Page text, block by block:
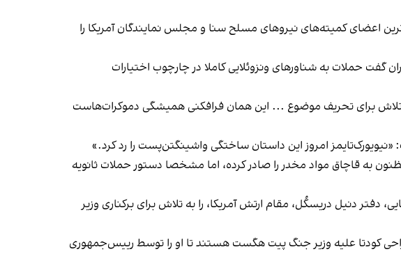
است پنج‌شنبه ۱۳ آذر، در جلسه‌ای محرمانه، ارشدترین اعضای کمیته‌های نیروهای مسلح سنا و مجلس نمایندگان آمریکا را
گفت حملات به شناورهای ونزوئلایی کاملا در چارچوب اختیارات
تلاش برای تحریف موضوع ... این همان فرافکنی همیشگی دموکرات‌هاست
امروز این داستان ساختگی واشینگتن‌پست را رد کرد.»
آمریکایی گفته بودند هگست دستور حمله ۲ سپتامبر به قایق مظنون به قاچاق مواد مخدر را صادر کرده، اما مشخصا دستور حملات ثانویه
دفتر دنیل دریسکُل، مقام ارتش آمریکا، را به تلاش برای برکناری وزیر
کودتا علیه وزیر جنگ پیت هگست هستند تا او را توسط رییس‌جمهوری